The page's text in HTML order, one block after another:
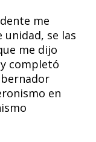
me
se las
me dijo
completó
en